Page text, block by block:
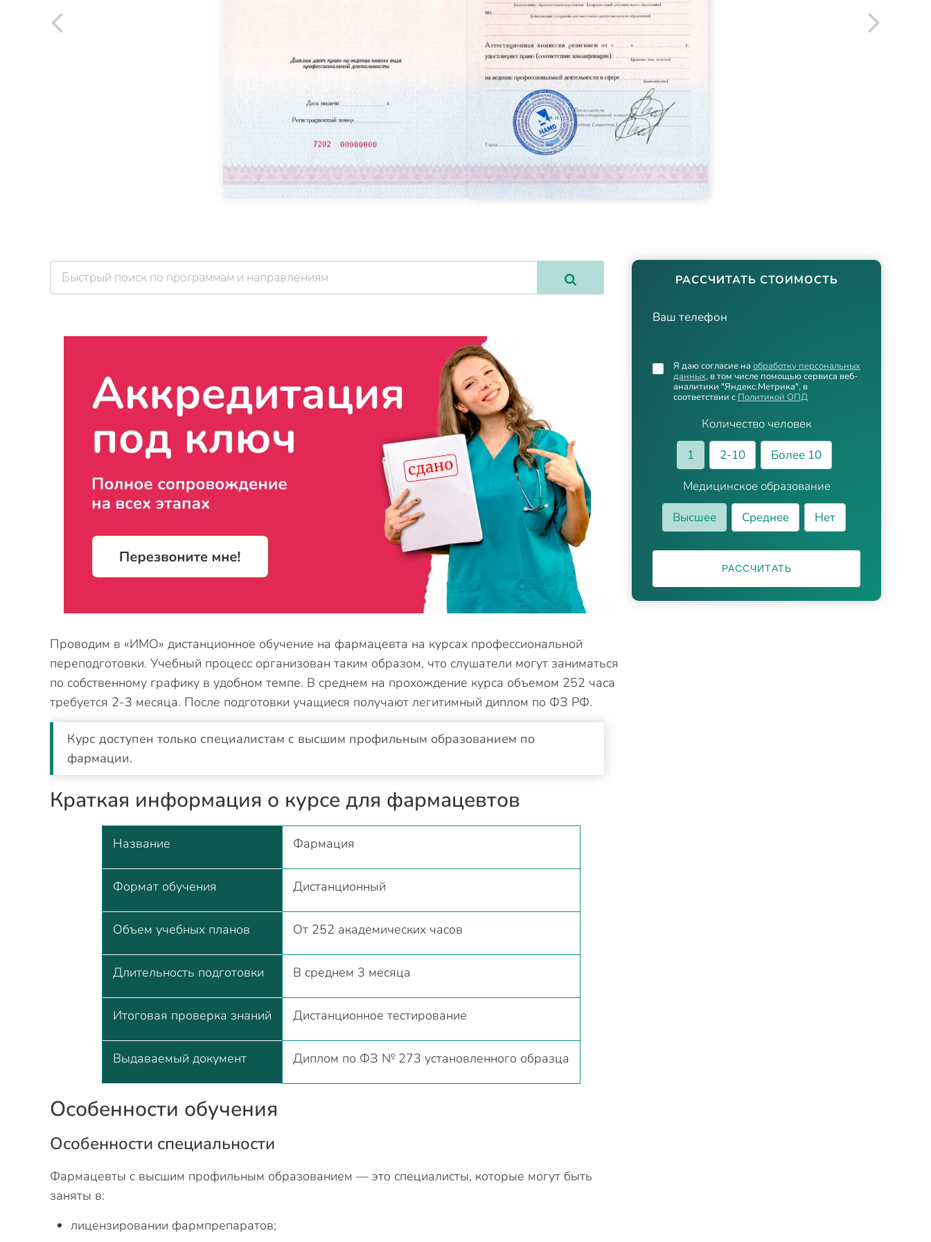
РАССЧИТАТЬ СТОИМОСТЬ
Ваш телефон
Количество человек
1
2-10
Более 10
Медицинское образование
Высшее
Среднее Нет
Я даю согласие на обработку персональных
данных, в том числе помощью сервиса веб-
аналитики "Яндекс.Метрика", в
соответствии с Политикой ОПД
РАССЧИТАТЬ
Проводим в «ИМО» дистанционное обучение на фармацевта на курсах профессиональной
переподготовки. Учебный процесс организован таким образом, что слушатели могут заниматься
по собственному графику в удобном темпе. В среднем на прохождение курса объемом 252 часа
требуется 2-3 месяца. После подготовки учащиеся получают легитимный диплом по ФЗ РФ.
Курс доступен только специалистам с высшим профильным образованием по
фармации.
Краткая информация о курсе для фармацевтов
Название Фармация
Формат обучения Дистанционный
Объем учебных планов От 252 академических часов
Длительность подготовки В среднем 3 месяца
Итоговая проверка знаний Дистанционное тестирование
Выдаваемый документ Диплом по ФЗ № 273 установленного образца
Особенности обучения
Особенности специальности
Фармацевты с высшим профильным образованием — это специалисты, которые могут быть
заняты в:
лицензировании фармпрепаратов;